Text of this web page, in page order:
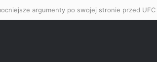
argumenty po swojej stronie przed UFC